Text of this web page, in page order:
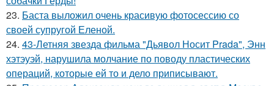
23. Баста выложил очень красивую фотосессию со
своей супругой Еленой.
24. 43-Летняя звезда фильма "Дьявол Носит Prada", Энн
хэтэуэй, нарушила молчание по поводу пластических
операций, которые ей то и дело приписывают.